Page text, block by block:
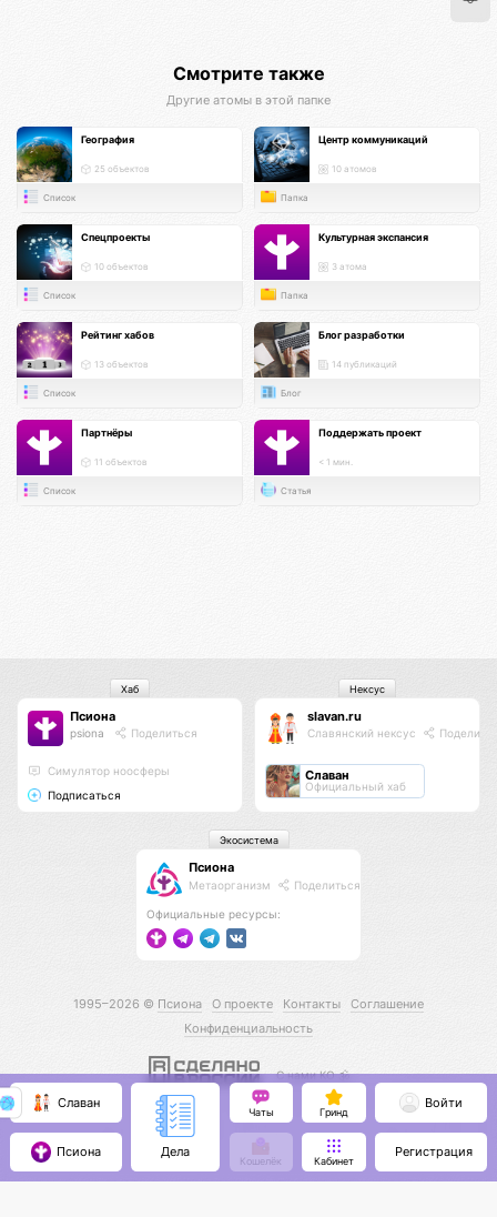
Смотрите также
Другие атомы в этой папке
География
25 объектов
Список
Центр коммуникаций
10 атомов
Папка
Спецпроекты
10 объектов
Список
Культурная экспансия
3 атома
Папка
Рейтинг хабов
13 объектов
Список
Блог разработки
14 публикаций
Блог
Партнёры
11 объектов
Список
Поддержать проект
< 1 мин.
Статья
Псиона
psiona Поделиться
Cимулятор ноосферы
Подписаться
Хаб
slavan.ru
Славянский нексус
Славан
Официальный хаб
Нексус
Псиона
Метаорганизм Поделиться
Официальные ресурсы:
Экосистема
1995–2026 © Псиона О проекте Контакты
Соглашение
Конфиденциальность
С нами КО 🕉️
Славан
Псиона Дела
Чаты Гринд
Кошелёк Кабинет
Войти
Регистрация